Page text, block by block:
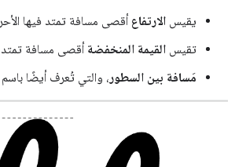
يقيس الارتفاع أقصى مسافة تمتد فيها
تقيس القيمة المنخفضة أقصى مسافة تمتد
مَسافة بين السطور ، والتي تُعرف أيضًا باسم